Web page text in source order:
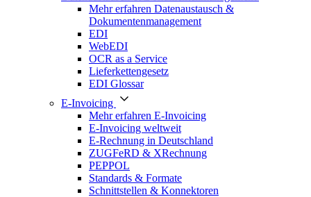
Mehr erfahren Datenaustausch &
Dokumentenmanagement
EDI
WebEDI
OCR as a Service
Lieferkettengesetz
EDI Glossar
E-Invoicing
Mehr erfahren E-Invoicing
E-Invoicing weltweit
E-Rechnung in Deutschland
ZUGFeRD & XRechnung
PEPPOL
Standards & Formate
Schnittstellen & Konnektoren